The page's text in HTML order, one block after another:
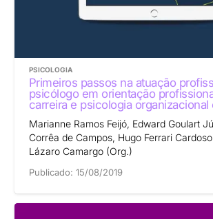
PSICOLOGIA
Primeiros passos na atuação
psicólogo em orientação
carreira e psicologia organizacional
Marianne Ramos Feijó, Edward Goulart
Corrêa de Campos, Hugo Ferrari
Lázaro Camargo (Org.)
Publicado: 15/08/2019